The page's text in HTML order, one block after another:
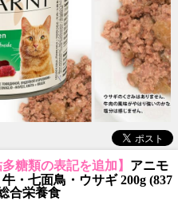
糖類の表記を追加】 アニモ
・七面鳥・ウサギ 200g (837
合栄養食